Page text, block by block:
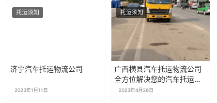
139****9233 海口 成都 已发出
托运须知
济宁汽车托运物流公司
2023年1月11日
托运须知
广西横县汽车托运物流公司
全方位解决您的汽车托运需
求2023年4月26日